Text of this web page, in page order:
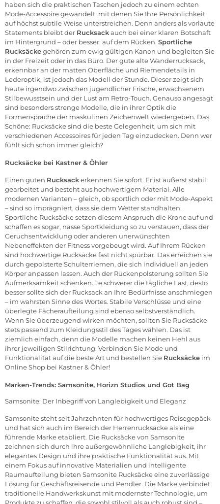
haben sich die praktischen Taschen jedoch zu einem echten
Mode-Accessoire gewandelt, mit denen Sie Ihre Persönlichkeit
auf höchst subtile Weise unterstreichen. Denn anders als vorlaute
Statements bleibt der Rucksackauch bei einer klaren Botschaft
im Hintergrund – oder besser: auf dem Rücken. Sportliche
Rucksäckegehören zum ewig gültigen Kanon und begleiten Sie
in der Freizeit oder in das Büro. Der gute alte Wanderrucksack,
erkennbar an der matten Oberfläche und Riemendetails in
Lederoptik, ist jedoch das Modell der Stunde. Dieser zeigt sich
heute irgendwo zwischen jugendlicher Frische, erwachsenem
Stilbewusstsein und der Lust am Retro-Touch. Genauso angesagt
sind besonders strenge Modelle, die in ihrer Optik die
Formensprache der maskulinen Zeichenwelt wiedergeben. Das
Schöne: Rucksäcke sind die beste Gelegenheit, um sich mit
verschiedenen Accessoires für jeden Tag einzudecken. Denn wer
fühlt sich schon immer gleich?
Rucksäcke bei Kastner & Öhler
Einen guten Rucksackerkennen Sie sofort. Er ist äußerst stabil
gearbeitet und besteht aus hochwertigem Material. Alle
modernen Varianten – gleich, ob sportlich oder mit Mode-Aspekt
– sind so imprägniert, dass sie dem Wetter standhalten.
Sportliche Rucksäcke setzen diesem Anspruch die Krone auf und
schaffen es sogar, nasse Sportkleidung so zu verstauen, dass der
Geruchsentwicklung oder anderen unerwünschten
Nebeneffekten der Fitness vorgebeugt wird. Auf Ihrem Rücken
sind hochwertige Rucksäcke fast nicht spürbar. Das erreichen sie
durch gepolsterte Schulterriemen, die sich individuell an jeden
Körper anpassen lassen. Auch der Rückenpolsterung sollten Sie
Aufmerksamkeit schenken. Je schwerer die tägliche Last, desto
besser sollte sich der Rucksack an Ihre Bedürfnisse anschmiegen
– im wahrsten Sinne des Wortes. Stabile Verschlüsse und eine
überlegte Fächeraufteilung sind ebenso selbstverständlich.
Wenn Sie überzeugend wirken möchten, sollten Sie Rucksäcke
stets passend zum Kleidungsstil des Tages wählen. Das ist
ziemlich einfach, denn die Modelle machen keinen Hehl aus
ihrer jeweiligen Stilrichtung. Verbinden Sie Mode und
Funktionalität auf die beste Art und bestellen Sie Rucksäcke im
Online Shop bei Kastner & Öhler!
Marken-Trends: Samsonite, Horizn Studios und Got Bag
Samsonite: Der Inbegriff von Langlebigkeit und Eleganz
Samsonite steht seit Jahrzehnten für hochwertiges Reisegepäck
und hat sich auch im Bereich der Herrenrucksäcke als eine
führende Marke etabliert. Die Rucksäcke von Samsonite
zeichnen sich durch ihre außergewöhnliche Langlebigkeit, ihr
elegantes Design und ihre praktische Funktionalität aus. Mit
einem Fokus auf innovative Materialien und intelligente
Raumaufteilung bieten Samsonite Rucksäcke eine zuverlässige
Lösung für Geschäftsreisende und Pendler. Die Marke verbindet
traditionelle Handwerkskunst mit modernster Technologie, um